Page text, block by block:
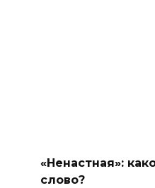
«Ненастная»:
слово?